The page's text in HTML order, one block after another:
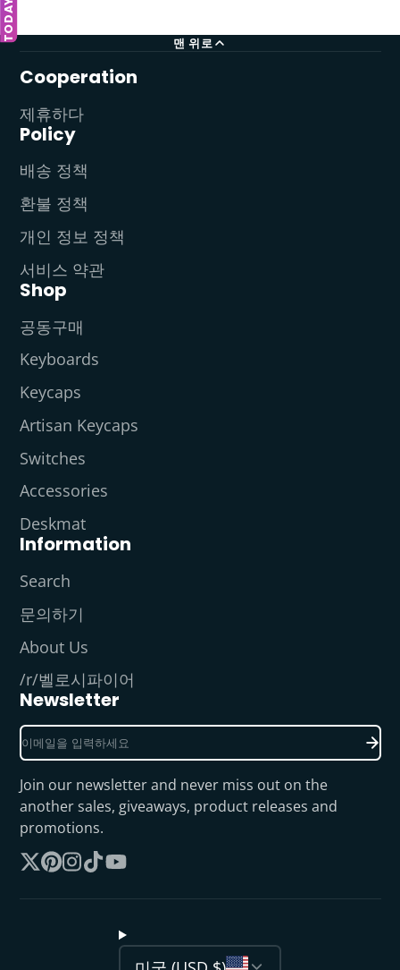
맨 위로
Cooperation
제휴하다
Policy
배송 정책
환불 정책
개인 정보 정책
서비스 약관
Shop
공동구매
Keyboards
Keycaps
Artisan Keycaps
Switches
Accessories
Deskmat
Information
Search
문의하기
About Us
/r/벨로시파이어
Newsletter
이
메
일
을
입
력
하
Join our newsletter and never miss out on the
another sales, giveaways, product releases and
promotions.
를